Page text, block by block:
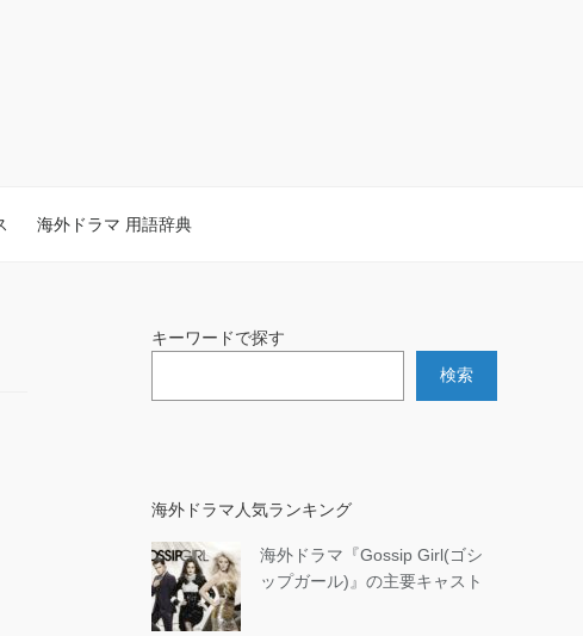
海外ドラマ 用語辞典
キーワードで探す
検索
海外ドラマ人気ランキング
海外ドラマ『Gossip Girl(ゴシ
ップガール)』の主要キャスト